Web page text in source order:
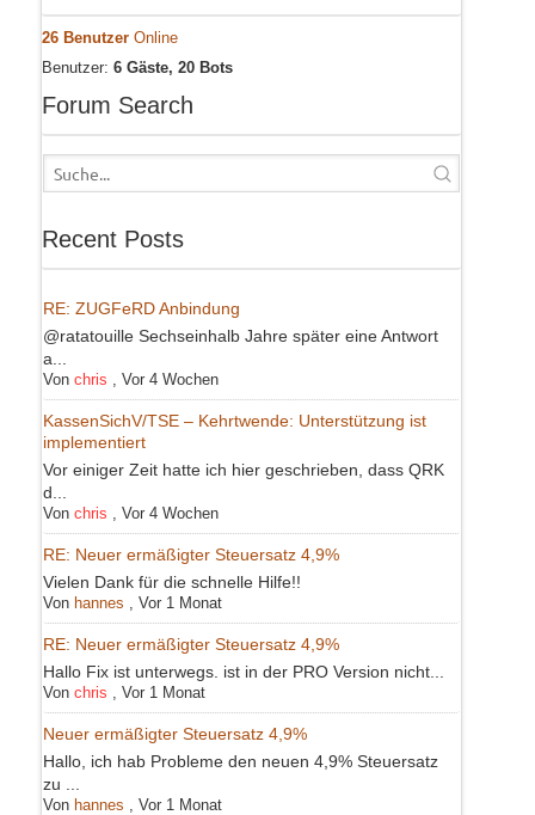
26 Benutzer Online
Benutzer: 6 Gäste, 20 Bots
Forum Search
Recent Posts
RE: ZUGFeRD Anbindung
@ratatouille Sechseinhalb Jahre später eine Antwort
a...
Von chris Vor 4 Wochen
KassenSichV/TSE – Kehrtwende: Unterstützung ist
implementiert
Vor einiger Zeit hatte ich hier geschrieben, dass QRK
d...
Von chris Vor 4 Wochen
RE: Neuer ermäßigter Steuersatz 4,9%
Vielen Dank für die schnelle Hilfe!!
Von hannes Vor 1 Monat
RE: Neuer ermäßigter Steuersatz 4,9%
Hallo Fix ist unterwegs. ist in der PRO Version nicht...
Von chris Vor 1 Monat
Neuer ermäßigter Steuersatz 4,9%
Hallo, ich hab Probleme den neuen 4,9% Steuersatz
zu ...
Von hannes Vor 1 Monat